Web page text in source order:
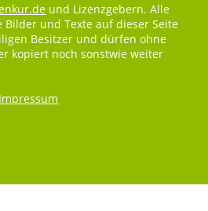
und Lizenzgebern. Alle
Bilder und Texte auf dieser Seite
Besitzer und dürfen ohne
kopiert noch sonstwie weiter
Impressum